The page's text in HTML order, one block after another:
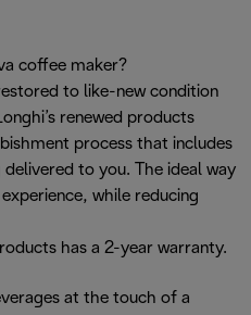
coffee maker?
to like-new condition
renewed products
process that includes
to you. The ideal way
while reducing
has a 2-year warranty.
at the touch of a